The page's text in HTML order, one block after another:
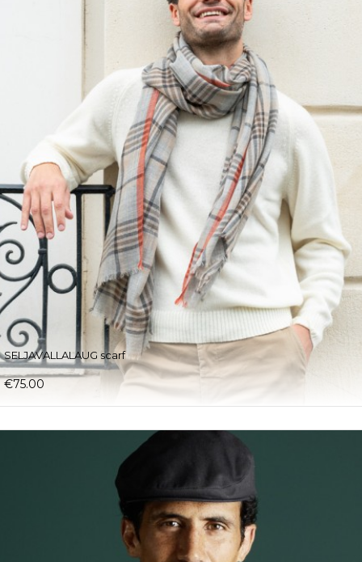
SELJAVALLALAUG scarf
€75.00